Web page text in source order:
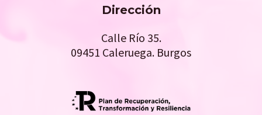
Dirección
Calle Río 35.
09451 Caleruega. Burgos